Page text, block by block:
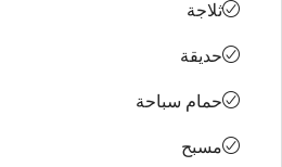
ثلاجة
حديقة
حمام سباحة
مسبح